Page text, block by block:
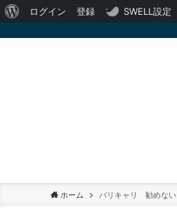
WordPress
ログイン 登録 SWELL設定
ホーム バリキャリ 勧めない